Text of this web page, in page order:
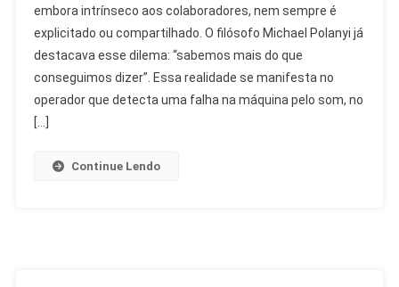
O
Saber
Que
Transforma
O
embora intrínseco aos colaboradores, nem sempre é
explicitado ou compartilhado. O filósofo Michael Polanyi já
destacava esse dilema: “sabemos mais do que
conseguimos dizer”. Essa realidade se manifesta no
operador que detecta uma falha na máquina pelo som, no
[…]
Continue Lendo